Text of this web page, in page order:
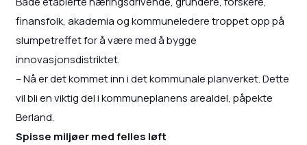
finansfolk, akademia og kommuneledere troppet opp på
slumpetreffet for å være med å bygge
innovasjonsdistriktet.
– Nå er det kommet inn i det kommunale planverket. Dette
vil bli en viktig del i kommuneplanens arealdel, påpekte
Berland.
Spisse miljøer med felles løft